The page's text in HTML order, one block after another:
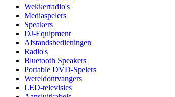
Wekkerradio's
Mediaspelers
Speakers
DJ-Equipment
Afstandsbedieningen
Radio's
Bluetooth Speakers
Portable DVD-Spelers
Wereldontvangers
LED-televisies